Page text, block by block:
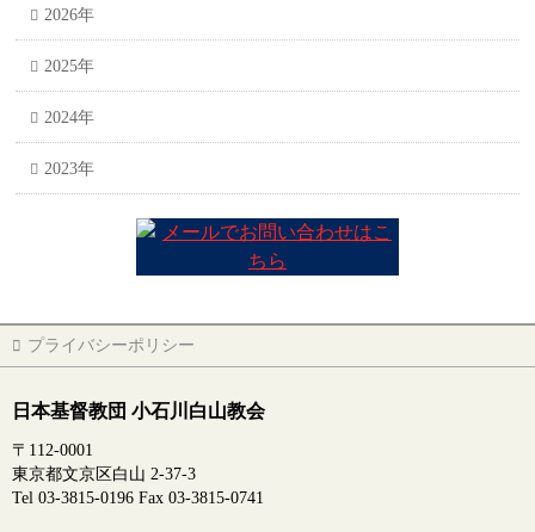
2026年
2025年
2024年
2023年
プライバシーポリシー
日本基督教団 小石川白山教会
〒112-0001
東京都文京区白山 2-37-3
Tel 03-3815-0196 Fax 03-3815-0741